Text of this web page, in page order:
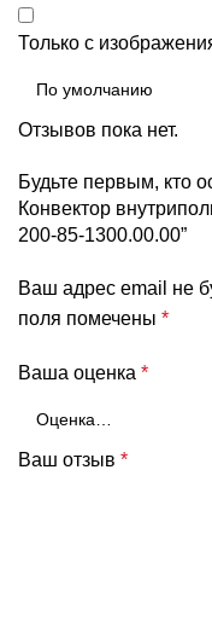
Только с
Отзывов пока нет.
Будьте первым, кто
Конвектор
200-85-1300.00.00”
Ваш адрес email не
поля помечены *
Ваша оценка *
Ваш отзыв *